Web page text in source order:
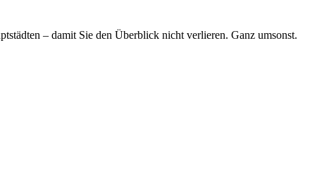
– damit Sie den Überblick nicht verlieren. Ganz umsonst.